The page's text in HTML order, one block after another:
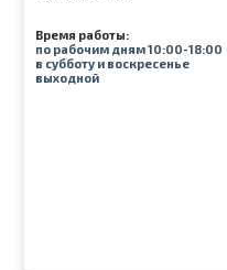
Время работы:
по рабочим дням 10:00-18:00
в субботу и воскресенье
выходной